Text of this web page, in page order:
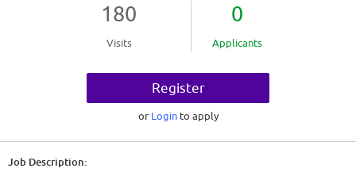
180
Visits
0
Applicants
Register
or Login to apply
Job Description: